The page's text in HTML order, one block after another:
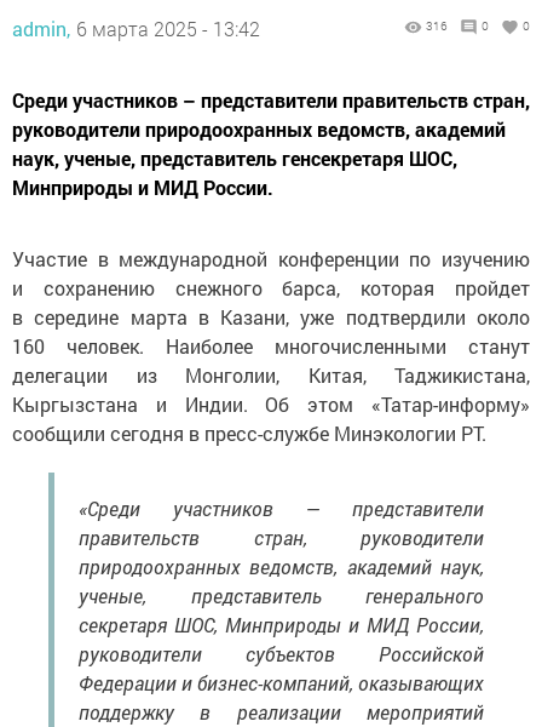
admin, 6 марта 2025 - 13:42 316 0 0
Среди участников – представители правительств стран,
руководители природоохранных ведомств, академий
наук, ученые, представитель генсекретаря ШОС,
Минприроды и МИД России.
Участие в международной конференции по изучению
и сохранению снежного барса, которая пройдет
в середине марта в Казани, уже подтвердили около
160 человек. Наиболее многочисленными станут
делегации из Монголии, Китая, Таджикистана,
Кыргызстана и Индии. Об этом «Татар-информу»
сообщили сегодня в пресс-службе Минэкологии РТ.
«Среди участников — представители
правительств стран, руководители
природоохранных ведомств, академий наук,
ученые, представитель генерального
секретаря ШОС, Минприроды и МИД России,
руководители субъектов Российской
Федерации и бизнес-компаний, оказывающих
поддержку в реализации мероприятий